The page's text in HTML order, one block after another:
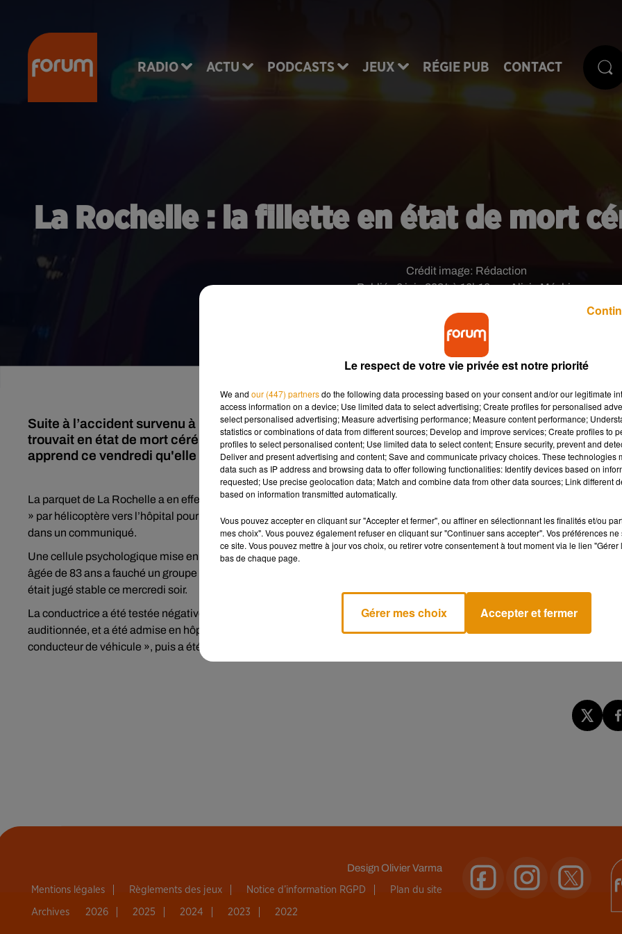
RADIO ACTU PODCASTS JEUX RÉGIE PUB CONTACT
La Rochelle : la fillette en état de mort
Publié : 6 juin 2024 à 16h16 par Alicia Méchin
Crédit image: Rédaction
Suite à l’accident survenu à La Rochelle (Charente-Maritime) ce mercredi 5 juin, une fillette se
trouvait en état de mort cérébrale, a annoncé jeudi le procureur de la République de la ville. On
apprend ce vendredi qu'elle est décédée.
La parquet de La Rochelle a en effet annoncé le décès de la jeune fille de 10 ans, qui avait été évacuée en « urgence
» par hélicoptère vers l’hôpital pour enfants de Tours, évoque le procureur de la République de La Rochelle, Arnaud Laraize,
dans un communiqué.
Une cellule psychologique mise en placeaprès le violent accident de la route, survenu hier.
âgée de 83 ans a fauché un groupe de jeunes cyclistes d’un centre de loisirs. 7 enfants ont été gravement blessés, leur état
était jugé stable ce mercredi soir.
La conductrice a été testée négative à l’alcool et aux stupéfiants. En état de choc, l’octogénaire n’a pas encore pu être
auditionnée, et a été admise en hôpital psychiatrique. Une enquête a été ouverte pour « blessures involontaires par
conducteur de véhicule », puis a été étendue à « homicide involontaire par conducteur de véhicule terrestre à moteur ».
DesignOlivier Varma
Mentions légales Règlements des jeux Notice d’information RGPD Plan du site
Archives 2026 2025 2024 2023 2022
Le respect de votre vie privée est notre priorité
We and our (447) partnersdo the following data processing based on your consent and/or our legitimate
access information on a device; Use limited data to select advertising; Create profiles for personalised
select personalised advertising; Measure advertising performance; Measure content performance;
statistics or combinations of data from different sources; Develop and improve services; Create profiles to
profiles to select personalised content; Use limited data to select content; Ensure security, prevent and
Deliver and present advertising and content; Save and communicate privacy choices. These technologies
data such as IP address and browsing data to offer following functionalities: Identify devices based on
requested; Use precise geolocation data; Match and combine data from other data sources; Link different
based on information transmitted automatically.
Vous pouvez accepter en cliquant sur "Accepter et fermer", ou affiner en sélectionnant les finalités et/ou
mes choix". Vous pouvez également refuser en cliquant sur "Continuer sans accepter". Vos préférences
ce site. Vous pouvez mettre à jour vos choix, ou retirer votre consentement à tout moment via le lien
bas de chaque page.
Gérer mes choix Accepter et fermer